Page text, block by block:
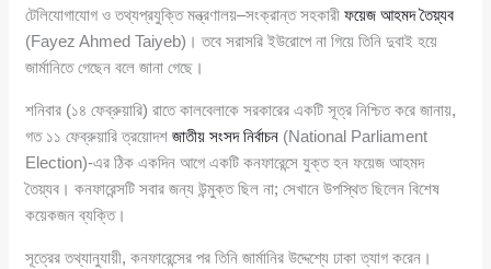
টেলিযোগাযোগ ও তথ্যপ্রযুক্তি মন্ত্রণালয়–সংক্রান্ত সহকারীফয়েজ আহমদ তৈয়্যব
(Fayez Ahmed Taiyeb)। তবে সরাসরি ইউরোপে না গিয়ে তিনি দুবাই হয়ে
জার্মানিতে গেছেন বলে জানা গেছে।
শনিবার (১৪ ফেব্রুয়ারি) রাতে কালবেলাকে সরকারের একটি সূত্র নিশ্চিত করে জানায়,
গত ১১ ফেব্রুয়ারি ত্রয়োদশজাতীয় সংসদ নির্বাচন (National Parliament
Election)-এর ঠিক একদিন আগে একটি কনফারেন্সে যুক্ত হন ফয়েজ আহমদ
তৈয়্যব। কনফারেন্সটি সবার জন্য উন্মুক্ত ছিল না; সেখানে উপস্থিত ছিলেন বিশেষ
কয়েকজন ব্যক্তি।
সূত্রের তথ্যানুযায়ী, কনফারেন্সের পর তিনি জার্মানির উদ্দেশ্যে ঢাকা ত্যাগ করেন।